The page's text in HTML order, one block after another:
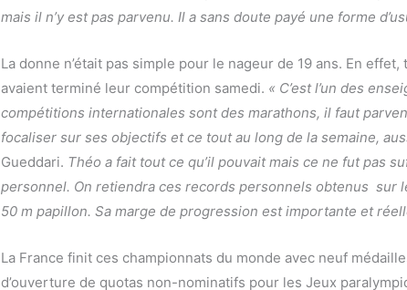
mais il n’y est pas parvenu. Il a sans doute payé une forme
La donne n’était pas simple pour le nageur de 19 ans. En
avaient terminé leur compétition samedi. « C’est l’un des
compétitions internationales sont des marathons, il faut
focaliser sur ses objectifs et ce tout au long de la semaine,
Gueddari. Théo a fait tout ce qu’il pouvait mais ce ne fut pas
personnel. On retiendra ces records personnels obtenus sur
50 m papillon. Sa marge de progression est importante et
La France finit ces championnats du monde avec neuf
d’ouverture de quotas non-nominatifs pour les Jeux